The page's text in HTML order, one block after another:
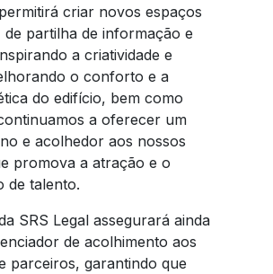
criar novos espaços
partilha de informação e
a criatividade e
o conforto e a
do edifício, bem como
a oferecer um
e acolhedor aos nossos
promova a atração e o
de talento.
SRS Legal assegurará ainda
de acolhimento aos
parceiros, garantindo que